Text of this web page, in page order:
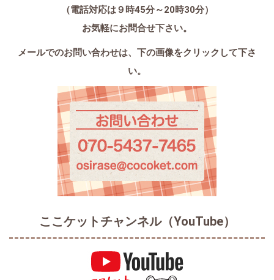
（電話対応は９時45分～20時30分）
お気軽にお問合せ下さい。
メールでのお問い合わせは、 下の画像をクリックして下さ
い。
ここケットチャンネル（YouTube）